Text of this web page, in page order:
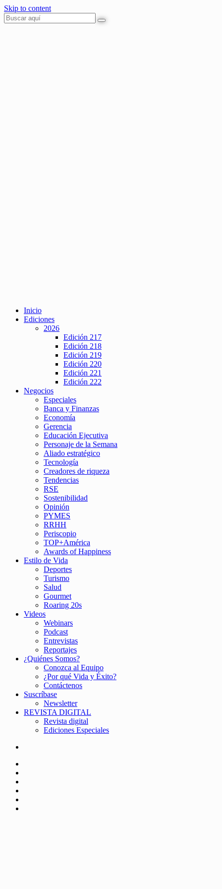
Skip to content
Inicio
Ediciones
2026
Edición 217
Edición 218
Edición 219
Edición 220
Edición 221
Edición 222
Negocios
Especiales
Banca y Finanzas
Economía
Gerencia
Educación Ejecutiva
Personaje de la Semana
Aliado estratégico
Tecnología
Creadores de riqueza
Tendencias
RSE
Sostenibilidad
Opinión
PYMES
RRHH
Periscopio
TOP+América
Awards of Happiness
Estilo de Vida
Deportes
Turismo
Salud
Gourmet
Roaring 20s
Videos
Webinars
Podcast
Entrevistas
Reportajes
¿Quiénes Somos?
Conozca al Equipo
¿Por qué Vida y Éxito?
Contáctenos
Suscríbase
Newsletter
REVISTA DIGITAL
Revista digital
Ediciones Especiales